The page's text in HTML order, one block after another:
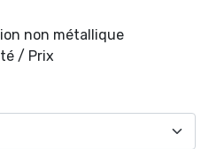
non métallique
/ Prix